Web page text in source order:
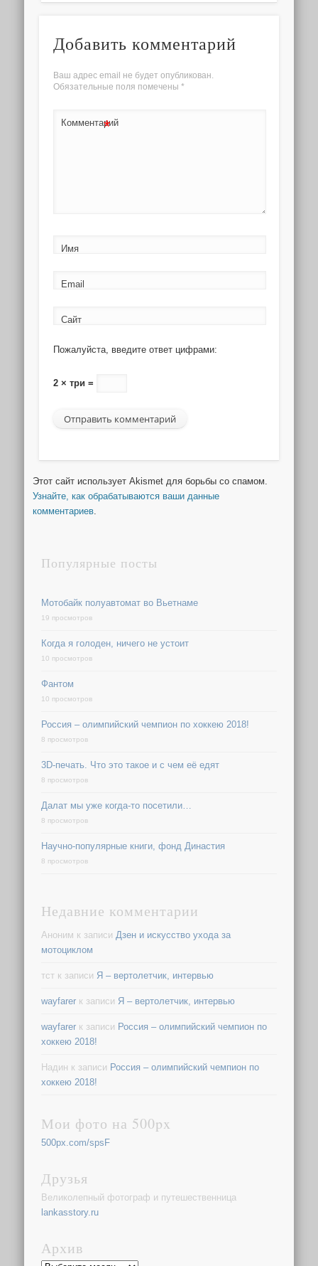
Добавить комментарий
Ваш адрес email не будет опубликован.
Обязательные поля помечены *
Комментарий
*
Имя
Email
Сайт
Пожалуйста, введите ответ цифрами:
2 × три =
Этот сайт использует Akismet для борьбы со спамом.
Узнайте, как обрабатываются ваши данные
комментариев
Популярные посты
Мотобайк полуавтомат во Вьетнаме
19 просмотров
Когда я голоден, ничего не устоит
10 просмотров
Фантом
10 просмотров
Россия – олимпийский чемпион по хоккею 2018!
8 просмотров
3D-печать. Что это такое и с чем её едят
8 просмотров
Далат мы уже когда-то посетили…
8 просмотров
Научно-популярные книги, фонд Династия
8 просмотров
Недавние комментарии
Аноним к записи Дзен и искусство ухода за
мотоциклом
тст к записи Я – вертолетчик, интервью
wayfarer к записи Я – вертолетчик, интервью
wayfarer к записи Россия – олимпийский чемпион по
хоккею 2018!
Надин к записи Россия – олимпийский чемпион по
хоккею 2018!
Мои фото на 500px
500px.com/spsF
Друзья
Великолепный фотограф и путешественница
lankasstory.ru
Архив